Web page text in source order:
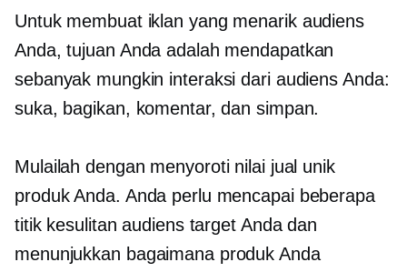
Untuk membuat iklan yang menarik audiens
Anda, tujuan Anda adalah mendapatkan
sebanyak mungkin interaksi dari audiens Anda:
suka, bagikan, komentar, dan simpan.
Mulailah dengan menyoroti nilai jual unik
produk Anda. Anda perlu mencapai beberapa
titik kesulitan audiens target Anda dan
menunjukkan bagaimana produk Anda